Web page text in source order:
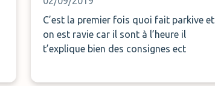
C’est la premier fois quoi fait parkive et
on est ravie car il sont à l’heure il
t’explique bien des consignes ect